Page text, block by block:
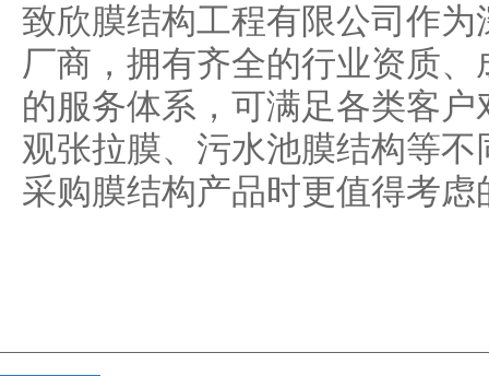
致欣膜结构工程有限公司作
厂商，拥有齐全的行业资质
的服务体系，可满足各类客
观张拉膜、污水池膜结构等
采购膜结构产品时更值得考虑